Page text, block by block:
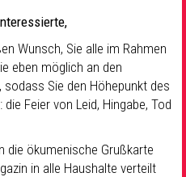
Wunsch, Sie alle im Rahmen
eben möglich an den
Sie den Höhepunkt des
Feier von Leid, Hingabe, Tod
die ökumenische Grußkarte
in alle Haushalte verteilt